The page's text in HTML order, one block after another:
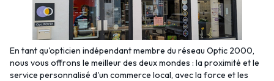
En tant qu'opticien indépendant membre du réseau Optic 2000,
nous vous offrons le meilleur des deux mondes : la proximité et le
service personnalisé d'un commerce local, avec la force et les